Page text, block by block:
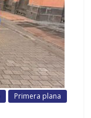
Primera plana